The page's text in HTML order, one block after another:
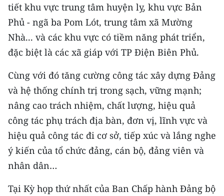
tiết khu vực trung tâm huyện lỵ, khu vực Bản
Phủ - ngã ba Pom Lót, trung tâm xã Mường
Nhà... và các khu vực có tiềm năng phát triển,
đặc biệt là các xã giáp với TP Điện Biên Phủ.
Cùng với đó tăng cường công tác xây dựng Đảng
và hệ thống chính trị trong sạch, vững mạnh;
nâng cao trách nhiệm, chất lượng, hiệu quả
công tác phụ trách địa bàn, đơn vị, lĩnh vực và
hiệu quả công tác đi cơ sở, tiếp xúc và lắng nghe
ý kiến của tổ chức đảng, cán bộ, đảng viên và
nhân dân…
Tại Kỳ họp thứ nhất của Ban Chấp hành Đảng bộ